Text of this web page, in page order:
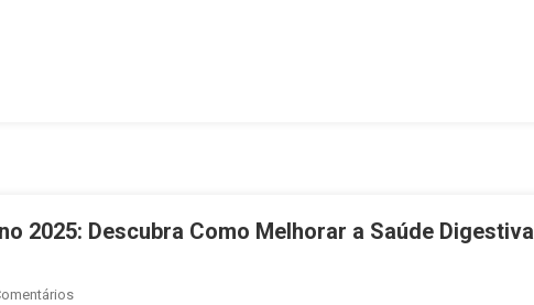
Estar
2025: Descubra Como Melhorar a Saúde Digestiva
Em